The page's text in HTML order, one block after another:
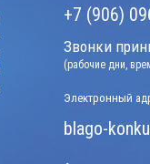
+7 (906)
Звонки
(рабочие дни,
Электронный
blago-